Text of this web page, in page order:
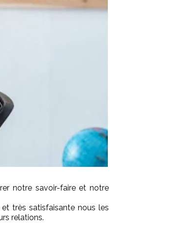
notre savoir-faire et notre
très satisfaisante nous les
relations.